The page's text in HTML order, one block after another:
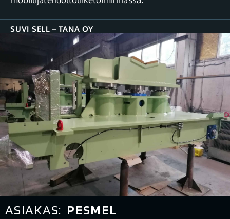
SUVI SELL – TANA OY
ASIAKAS: PESMEL